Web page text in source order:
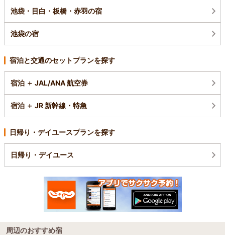
池袋・目白・板橋・赤羽の宿
池袋の宿
宿泊と交通のセットプランを探す
宿泊 ＋ JAL/ANA 航空券
宿泊 ＋ JR 新幹線・特急
日帰り・デイユースプランを探す
日帰り・デイユース
周辺のおすすめ宿